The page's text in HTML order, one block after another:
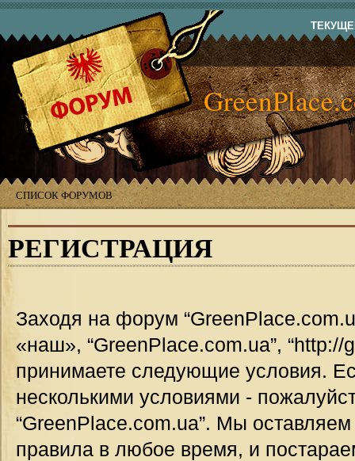
СПИСОК ФОРУМОВ
РЕГИСТРАЦИЯ
Заходя на форум
«наш», “GreenPlace.com.ua”,
принимаете следующие условия.
несколькими условиями -
“GreenPlace.com.ua”. Мы
правила в любое время, и